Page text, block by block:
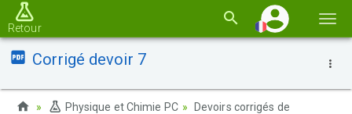
la
Retour
Corrigé devoir 7
Physique et Chimie PC
Devoirs corrigés de